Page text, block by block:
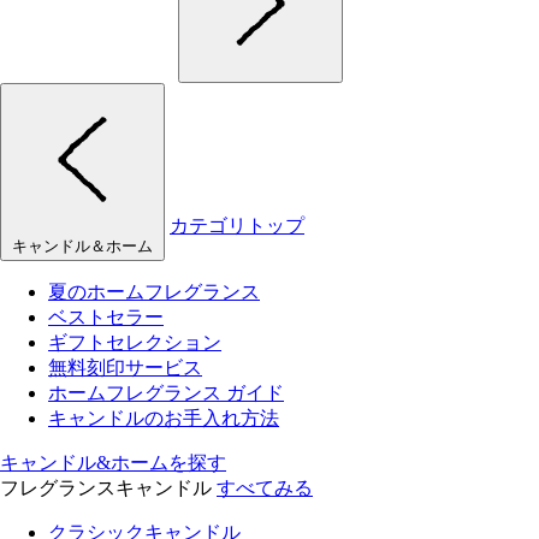
キャンドル＆ホーム
カテゴリトップ
夏のホームフレグランス
ベストセラー
ギフトセレクション
無料刻印サービス
ホームフレグランス ガイド
キャンドルのお手入れ方法
キャンドル&ホームを探す
フレグランスキャンドル すべてみる
クラシックキャンドル